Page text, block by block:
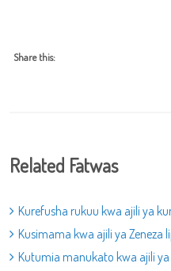
Share this:
Related Fatwas
Kurefusha rukuu kwa ajili ya
Kusimama kwa ajili ya Zeneza
Kutumia manukato kwa ajili